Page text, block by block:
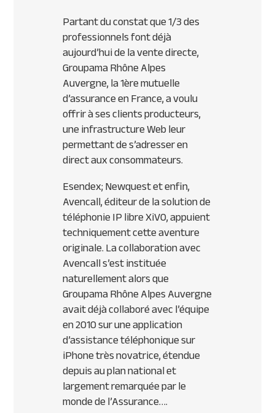
Partant du constat que 1/3 des
professionnels font déjà
aujourd’hui de la vente directe,
Groupama Rhône Alpes
Auvergne, la 1ère mutuelle
d’assurance en France, a voulu
offrir à ses clients producteurs,
une infrastructure Web leur
permettant de s’adresser en
direct aux consommateurs.
Esendex; Newquest et enfin,
Avencall, éditeur de la solution de
téléphonie IP libre XiVO, appuient
techniquement cette aventure
originale. La collaboration avec
Avencall s’est instituée
naturellement alors que
Groupama Rhône Alpes Auvergne
avait déjà collaboré avec l’équipe
en 2010 sur une application
d’assistance téléphonique sur
iPhone très novatrice, étendue
depuis au plan national et
largement remarquée par le
monde de l’Assurance….